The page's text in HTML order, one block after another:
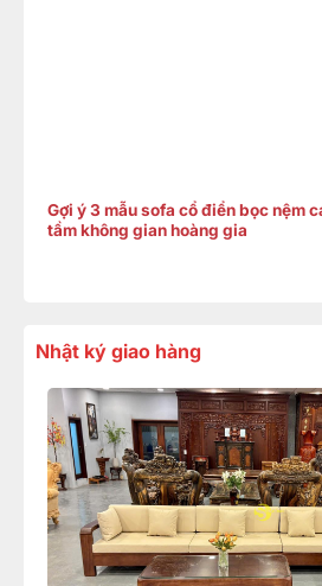
Gợi ý 3 mẫu sofa cổ điển bọc nệm
tầm không gian hoàng gia
Nhật ký giao hàng